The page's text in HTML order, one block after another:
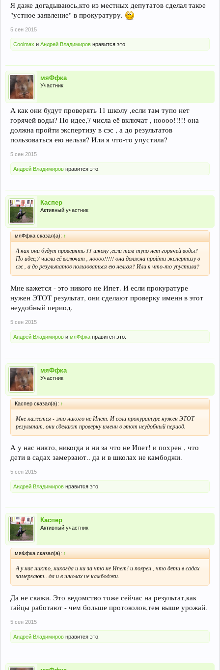
Я даже догадываюсь,кто из местных депутатов сделал такое
"устное заявление" в прокуратуру.
5 сен 2015
Coolmax и Андрей Владимиров нравится это.
мяФфка
Участник
А как они будут проверять 11 школу ,если там тупо нет
горячей воды? По идее,7 числа её включат , ноооо!!!!! она
должна пройти экспертизу в сэс , а до результатов
пользоваться ею нельзя? Или я что-то упустила?
5 сен 2015
Андрей Владимиров нравится это.
Каспер
Активный участник
мяФфка сказал(а): ↑
А как они будут проверять 11 школу ,если там тупо нет горячей воды?
По идее,7 числа её включат , ноооо!!!!! она должна пройти экспертизу в
сэс , а до результатов пользоваться ею нельзя? Или я что-то упустила?
Мне кажется - это никого не Ипет. И если прокуратуре
нужен ЭТОТ результат, они сделают проверку именн в этот
неудобный период.
5 сен 2015
Андрей Владимиров и мяФфка нравится это.
мяФфка
Участник
Каспер сказал(а): ↑
Мне кажется - это никого не Ипет. И если прокуратуре нужен ЭТОТ
результат, они сделают проверку именн в этот неудобный период.
А у нас никто, никогда и ни за что не Ипет! и похрен , что
дети в садах замерзают.. да и в школах не камбоджи.
5 сен 2015
Андрей Владимиров нравится это.
Каспер
Активный участник
мяФфка сказал(а): ↑
А у нас никто, никогда и ни за что не Ипет! и похрен , что дети в садах
замерзают.. да и в школах не камбоджи.
Да не скажи. Это ведомство тоже сейчас на результат,как
гайцы работают - чем больше протоколов,тем выше урожай.
5 сен 2015
Андрей Владимиров нравится это.